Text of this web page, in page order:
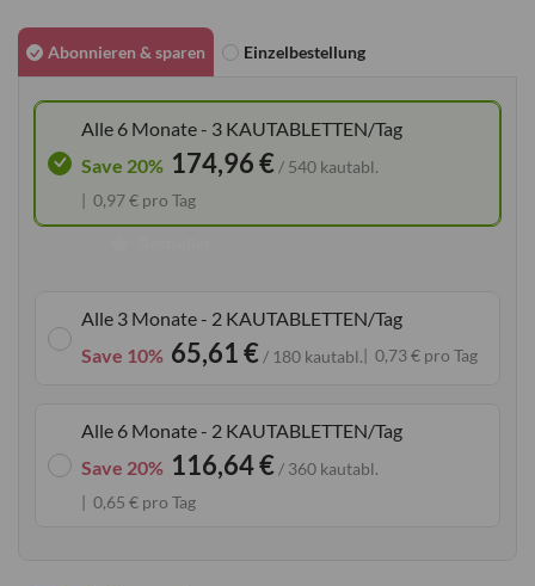
Anfang
der
Bildgalerie
springen
Abonnieren & sparen
Alle 6 Monate - 3 KAUTABLETTEN/Tag
0,97 € pro Tag
174,96 € / 540 kautabl.
Save 20%
Alle 3 Monate - 2 KAUTABLETTEN/Tag
0,73 € pro Tag
65,61 € / 180 kautabl.
Save 10%
Alle 6 Monate - 2 KAUTABLETTEN/Tag
0,65 € pro Tag
116,64 € / 360 kautabl.
Save 20%
Einzelbestellung